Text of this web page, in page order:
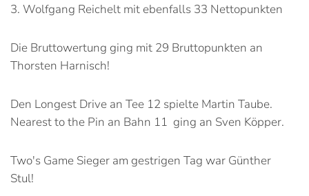
3. Wolfgang Reichelt mit ebenfalls 33 Nettopunkten
Die Bruttowertung ging mit 29 Bruttopunkten an
Thorsten Harnisch!
Den Longest Drive an Tee 12 spielte Martin Taube.
Nearest to the Pin an Bahn 11 ging an Sven Köpper.
Two's Game Sieger am gestrigen Tag war Günther
Stul!